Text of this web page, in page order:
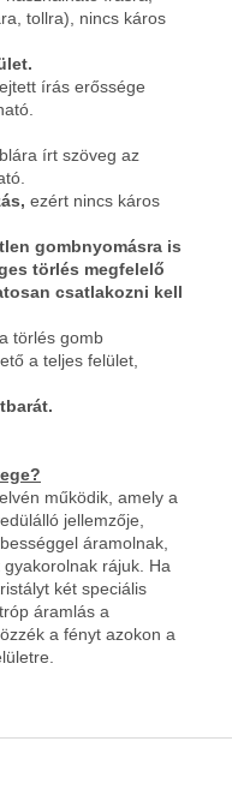
tollra), nincs káros
írás erőssége
írt szöveg az
ezért nincs káros
gombnyomásra is
törlés megfelelő
csatlakozni kell
törlés gomb
a teljes felület,
működik, amely a
jellemzője,
áramolnak,
rájuk. Ha
két speciális
áramlás a
a fényt azokon a